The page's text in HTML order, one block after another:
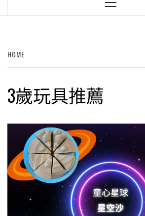
Primary
HOME
3歲玩具推薦